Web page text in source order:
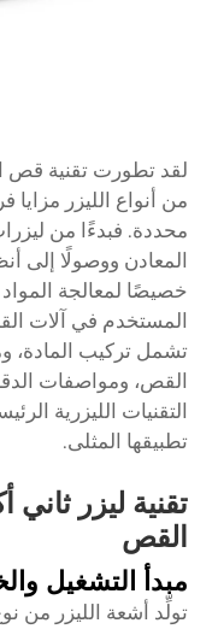
لقد تطورت تقنية قص
من أنواع الليزر
محددة. فبدءًا من
المعادن ووصولًا إلى
خصيصًا لمعالجة المواد
المستخدم في آلات
تشمل تركيب المادة،
القص، ومواصفات
التقنيات الليزرية
تطبيقها المثلى.
تقنية ليزر
القص
مبدأ التشغيل